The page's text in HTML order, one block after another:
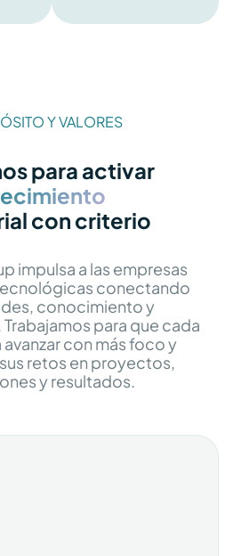
Y VALORES
para activar
con criterio
impulsa a las empresas
conectando
conocimiento y
para que cada
con más foco y
retos en proyectos,
y resultados.